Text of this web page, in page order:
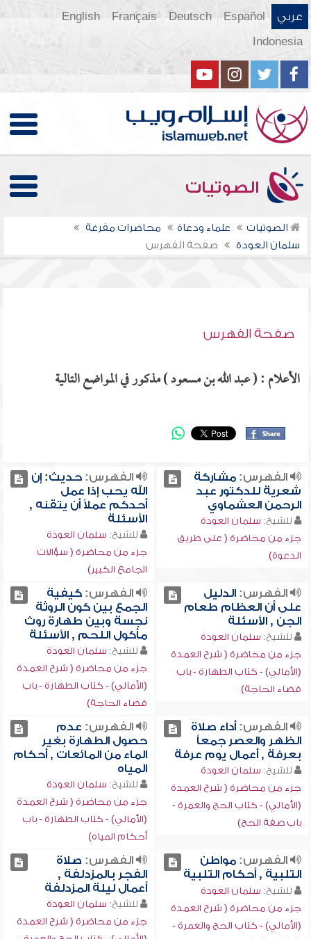
عربي Español
Deutsch
Français
English
Indonesia
الصوتيات
الصوتيات علماء ودعاة
محاضرات مفرغة
سلمان العودة
صفحة الفهرس
صفحة الفهرس
الأعلام : ( عبد الله بن مسعود ) مذكور في المواضع التالية
الفهرس:مشاركة
شعرية للدكتور عبد
الرحمن العشماوي
للشيخ: سلمان العودة
جزء من محاضرة ( على طريق
الدعوة)
الفهرس:حديث: إن
الله يحب إذا عمل
أحدكم عملاً أن يتقنه ,
الأسئلة
للشيخ: سلمان العودة
جزء من محاضرة ( سؤالات
الجامع الكبير)
الفهرس:الدليل
على أن العظام طعام
الجن , الأسئلة
للشيخ: سلمان العودة
جزء من محاضرة ( شرح العمدة
(الأمالي) - كتاب الطهارة - باب
قضاء الحاجة)
الفهرس:كيفية
الجمع بين كون الروثة
نجسة وبين طهارة روث
مأكول اللحم , الأسئلة
للشيخ: سلمان العودة
جزء من محاضرة ( شرح العمدة
(الأمالي) - كتاب الطهارة - باب
قضاء الحاجة)
الفهرس:أداء صلاة
الظهر والعصر جمعاً
بعرفة , أعمال يوم عرفة
للشيخ: سلمان العودة
جزء من محاضرة ( شرح العمدة
(الأمالي) - كتاب الحج والعمرة -
باب صفة الحج)
الفهرس: عدم
حصول الطهارة بغير
الماء من المائعات , أحكام
المياه
للشيخ: سلمان العودة
جزء من محاضرة ( شرح العمدة
(الأمالي) - كتاب الطهارة - باب
أحكام المياه)
الفهرس:مواطن
التلبية , أحكام التلبية
للشيخ: سلمان العودة
جزء من محاضرة ( شرح العمدة
(الأمالي) - كتاب الحج والعمرة -
الفهرس: صلاة
الفجر بالمزدلفة ,
أعمال ليلة المزدلفة
للشيخ: سلمان العودة
جزء من محاضرة ( شرح العمدة